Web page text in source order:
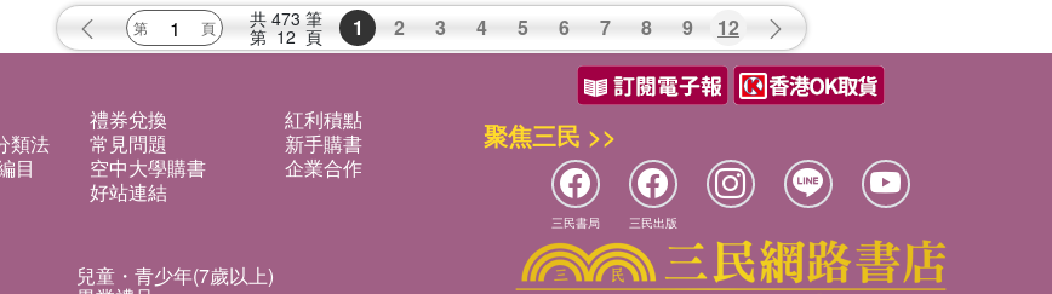
共 473 筆
第 12 頁 1 2 3 4 5 6 7 8 9 12
禮券兌換
紅利積點
類法 常見問題
新手購書
目 空中大學購書
企業合作
好站連結
兒童・青少年(7歲以上)
聚焦三民 >>
三民書局 三民出版